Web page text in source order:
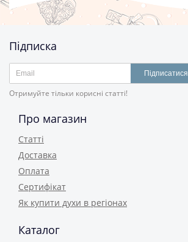
Підписка
Підписатися
Отримуйте тільки корисні статті!
Про магазин
Статті
Доставка
Оплата
Сертифікат
Як купити духи в регіонах
Каталог